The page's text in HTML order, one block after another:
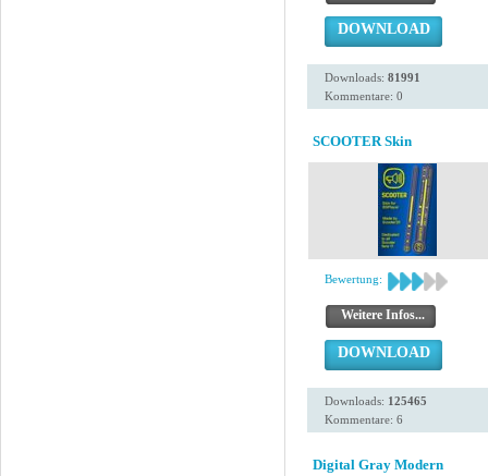
DOWNLOAD
Downloads: 81991
Kommentare: 0
SCOOTER Skin
Bewertung:
Weitere Infos...
DOWNLOAD
Downloads: 125465
Kommentare: 6
Digital Gray Modern